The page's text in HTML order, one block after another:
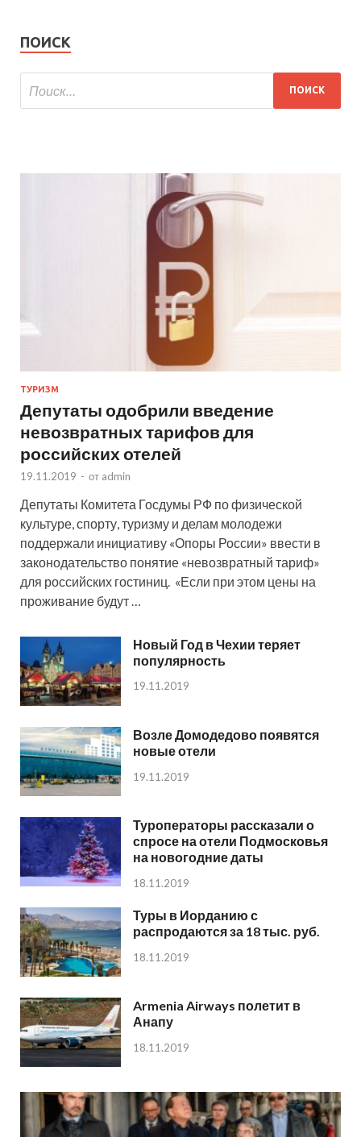
ПОИСК
ТУРИЗМ
Депутаты одобрили введение
невозвратных тарифов для
российских отелей
19.11.2019 - от admin
Депутаты Комитета Госдумы РФ по физической
культуре, спорту, туризму и делам молодежи
поддержали инициативу «Опоры России» ввести в
законодательство понятие «невозвратный тариф»
для российских гостиниц. «Если при этом цены на
проживание будут …
Новый Год в Чехии теряет
популярность
19.11.2019
Возле Домодедово появятся
новые отели
19.11.2019
Туроператоры рассказали о
спросе на отели Подмосковья
на новогодние даты
18.11.2019
Туры в Иорданию с
распродаются за 18 тыс. руб.
18.11.2019
Armenia Airways полетит в
Анапу
18.11.2019